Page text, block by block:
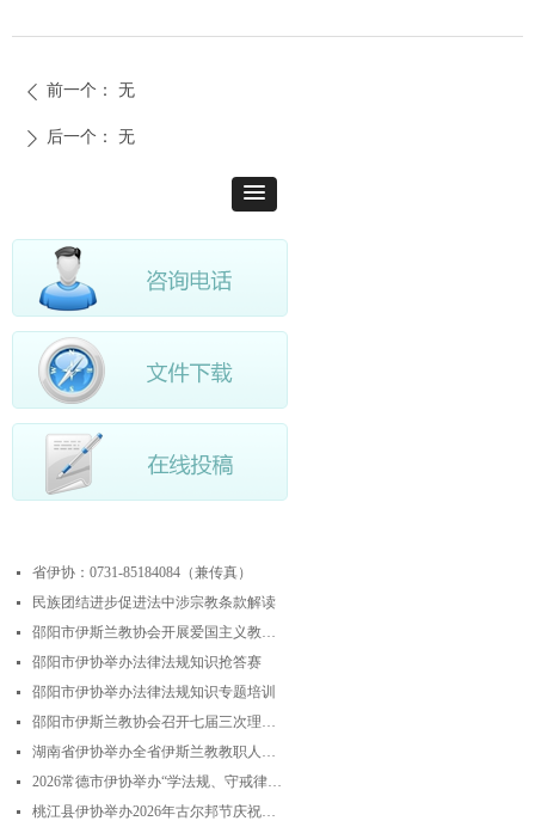
넷 省伊协：0731-85184084（兼传真）
넷 民族团结进步促进法中涉宗教条款解读
넷 邵阳市伊斯兰教协会开展爱国主义教育实践暨中华优秀传统文化研学活动
넷 邵阳市伊协举办法律法规知识抢答赛
넷 邵阳市伊协举办法律法规知识专题培训
넷 邵阳市伊斯兰教协会召开七届三次理事会
넷 湖南省伊协举办全省伊斯兰教教职人员解经培训暨“学法规、守戒律、重修为、树形象”主题演讲比赛
넷 2026常德市伊协举办“学法规、守戒律、重修为、树形象”专题阿訇培训班 暨阿訇演讲交流赛
넷 桃江县伊协举办2026年古尔邦节庆祝活动
ꄴ 前一个： 无
ꄲ 后一个： 无